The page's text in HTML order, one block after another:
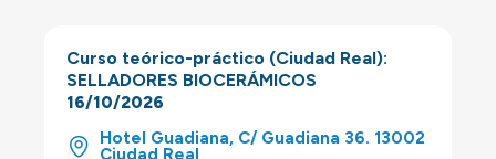
Curso teórico-práctico (Ciudad Real):
SELLADORES BIOCERÁMICOS
16/10/2026
Hotel Guadiana, C/ Guadiana 36. 13002
Ciudad Real